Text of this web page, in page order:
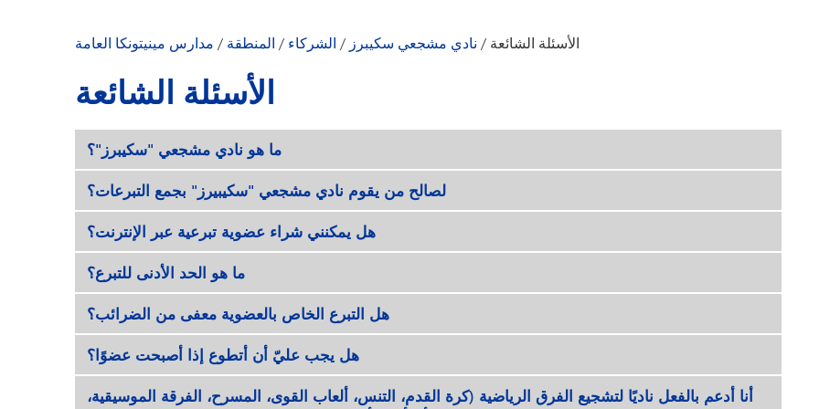
مدارس مينيتونكا العامة / المنطقة / الشركاء / نادي مشجعي سكيبرز / الأسئلة الشائعة
الأسئلة الشائعة
ما هو نادي مشجعي "سكيبرز"؟
لصالح من يقوم نادي مشجعي "سكيبيرز" بجمع التبرعات؟
هل يمكنني شراء عضوية تبرعية عبر الإنترنت؟
ما هو الحد الأدنى للتبرع؟
هل التبرع الخاص بالعضوية معفى من الضرائب؟
هل يجب عليّ أن أتطوع إذا أصبحت عضوًا؟
أنا أدعم بالفعل ناديًا لتشجيع الفرق الرياضية (كرة القدم، التنس، ألعاب القوى، المسرح، الفرقة الموسيقية،